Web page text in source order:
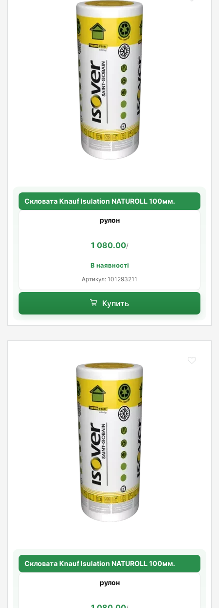
Скловата Knauf Isulation NATUROLL 100мм.
рулон
1 080.00/
В наявності
Артикул: 101293211
Купить
Скловата Knauf Isulation NATUROLL 100мм.
рулон